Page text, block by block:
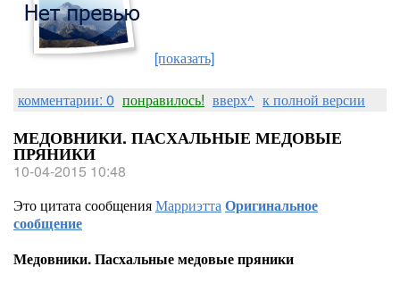
[показать]
комментарии: 0 понравилось! вверх^ к полной версии
МЕДОВНИКИ. ПАСХАЛЬНЫЕ МЕДОВЫЕ
ПРЯНИКИ
10-04-2015 10:48
Это цитата сообщенияМарриэттаОригинальное
сообщение
Медовники. Пасхальные медовые пряники